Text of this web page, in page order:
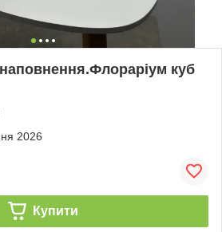
куб
2026
Купити